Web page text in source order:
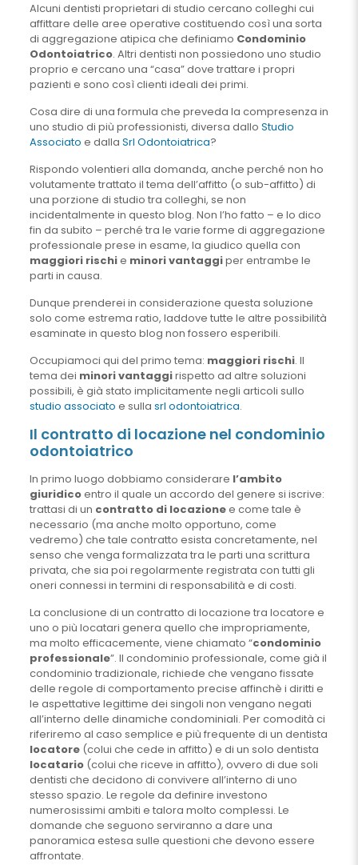
Alcuni dentisti proprietari di studio cercano colleghi cui
affittare delle aree operative costituendo così una sorta
di aggregazione atipica che definiamo Condominio
Odontoiatrico. Altri dentisti non possiedono uno studio
proprio e cercano una “casa” dove trattare i propri
pazienti e sono così clienti ideali dei primi.
Cosa dire di una formula che preveda la compresenza in
uno studio di più professionisti, diversa dallo Studio
Associato e dalla Srl Odontoiatrica?
Rispondo volentieri alla domanda, anche perché non ho
volutamente trattato il tema dell’affitto (o sub-affitto) di
una porzione di studio tra colleghi, se non
incidentalmente in questo blog. Non l’ho fatto – e lo dico
fin da subito – perché tra le varie forme di aggregazione
professionale prese in esame, la giudico quella con
maggiori rischie minori vantaggiper entrambe le
parti in causa.
Dunque prenderei in considerazione questa soluzione
solo come estrema ratio, laddove tutte le altre possibilità
esaminate in questo blog non fossero esperibili.
Occupiamoci qui del primo tema: maggiori rischi. Il
tema dei minori vantaggirispetto ad altre soluzioni
possibili, è già stato implicitamente negli articoli sullo
studio associato e sulla srl odontoiatrica.
Il contratto di locazione nel condominio
odontoiatrico
In primo luogo dobbiamo considerare l’ambito
giuridicoentro il quale un accordo del genere si iscrive:
trattasi di un contratto di locazionee come tale è
necessario (ma anche molto opportuno, come
vedremo) che tale contratto esista concretamente, nel
senso che venga formalizzata tra le parti una scrittura
privata, che sia poi regolarmente registrata con tutti gli
oneri connessi in termini di responsabilità e di costi.
La conclusione di un contratto di locazione tra locatore e
uno o più locatari genera quello che impropriamente,
ma molto efficacemente, viene chiamato “condominio
professionale”. Il condominio professionale, come già il
condominio tradizionale, richiede che vengano fissate
delle regole di comportamento precise affinchè i diritti e
le aspettative legittime dei singoli non vengano negati
all’interno delle dinamiche condominiali. Per comodità ci
riferiremo al caso semplice e più frequente di un dentista
locatore(colui che cede in affitto) e di un solo dentista
locatario(colui che riceve in affitto), ovvero di due soli
dentisti che decidono di convivere all’interno di uno
stesso spazio. Le regole da definire investono
numerosissimi ambiti e talora molto complessi. Le
domande che seguono serviranno a dare una
panoramica estesa sulle questioni che devono essere
affrontate.